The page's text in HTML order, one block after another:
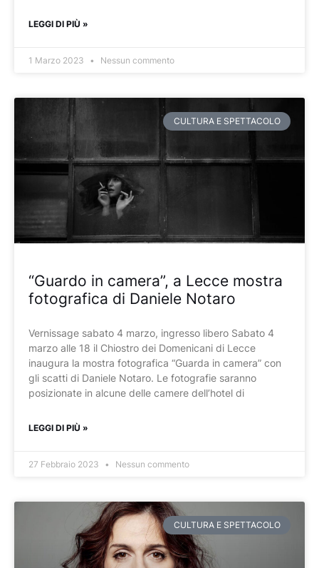
LEGGI DI PIÙ »
1 Marzo 2023 Nessun commento
CULTURA E SPETTACOLO
“Guardo in camera”, a Lecce mostra
fotografica di Daniele Notaro
Vernissage sabato 4 marzo, ingresso libero Sabato 4
marzo alle 18 il Chiostro dei Domenicani di Lecce
inaugura la mostra fotografica “Guarda in camera” con
gli scatti di Daniele Notaro. Le fotografie saranno
posizionate in alcune delle camere dell’hotel di
LEGGI DI PIÙ »
27 Febbraio 2023 Nessun commento
CULTURA E SPETTACOLO